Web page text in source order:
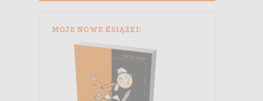
MOJE NOWE KSIĄŻKI: